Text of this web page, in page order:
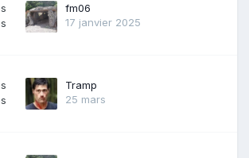
fm06
17 janvier 2025
Tramp
25 mars